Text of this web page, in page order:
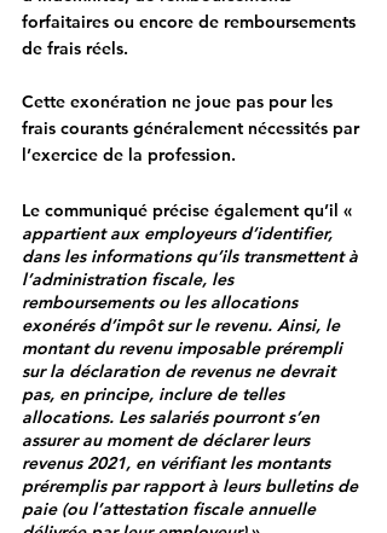
forfaitaires ou encore de remboursements
de frais réels.
Cette exonération ne joue pas pour les
frais courants généralement nécessités par
l’exercice de la profession.
Le communiqué précise également qu’il «
appartient aux employeurs d’identifier,
dans les informations qu’ils transmettent à
l’administration fiscale, les
remboursements ou les allocations
exonérés d’impôt sur le revenu. Ainsi, le
montant du revenu imposable prérempli
sur la déclaration de revenus ne devrait
pas, en principe, inclure de telles
allocations. Les salariés pourront s’en
assurer au moment de déclarer leurs
revenus 2021, en vérifiant les montants
préremplis par rapport à leurs bulletins de
paie (ou l’attestation fiscale annuelle